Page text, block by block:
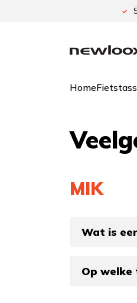
Home
MIK
Wat is
Op welke